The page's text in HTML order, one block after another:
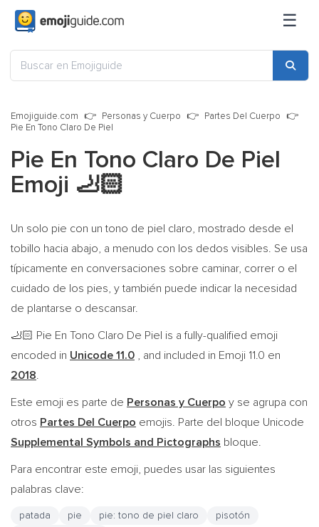
☰
Emojiguide.com Personas y Cuerpo
Partes Del Cuerpo
Pie En Tono Claro De Piel
Pie En Tono Claro De Piel
Emoji 🦶🏻
Un solo pie con un tono de piel claro, mostrado desde el
tobillo hacia abajo, a menudo con los dedos visibles. Se usa
típicamente en conversaciones sobre caminar, correr o el
cuidado de los pies, y también puede indicar la necesidad
de plantarse o descansar.
🦶🏻 Pie En Tono Claro De Piel is a fully-qualified emoji
encoded in Unicode 11.0 , and included in Emoji 11.0 en
2018.
Este emoji es parte de Personas y Cuerpo y se agrupa con
otros Partes Del Cuerpo emojis. Parte del bloque Unicode
Supplemental Symbols and Pictographs bloque.
Para encontrar este emoji, puedes usar las siguientes
palabras clave:
patada pie pie: tono de piel claro
pisotón